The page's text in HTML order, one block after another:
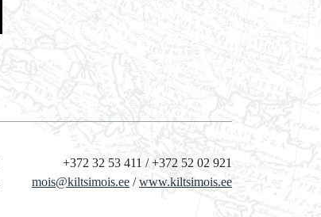
+372 32 53 411 / +372 52 02 921
mois@kiltsimois.ee /www.kiltsimois.ee